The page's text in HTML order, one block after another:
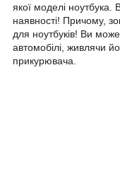
якої моделі ноутбука.
наявності! Причому,
для ноутбуків! Ви
автомобілі, живлячи
прикурювача.